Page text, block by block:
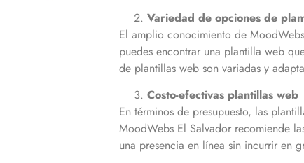
Variedad de opciones de
El amplio conocimiento de
puedes encontrar una plantilla web
de plantillas web son variadas y
Costo-efectivas plantillas web
En términos de presupuesto, las
MoodWebs El Salvador recomiende
una presencia en línea sin incurrir en